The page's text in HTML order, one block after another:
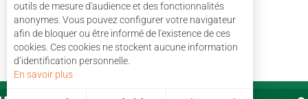
outils de mesure d'audience et des fonctionnalités
anonymes. Vous pouvez configurer votre navigateur
afin de bloquer ou être informé de l'existence de ces
cookies. Ces cookies ne stockent aucune information
d’identification personnelle.
En savoir plus